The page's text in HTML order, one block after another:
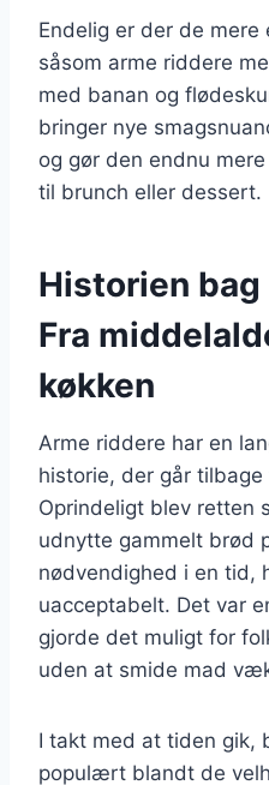
Endelig er der de mere
såsom arme riddere
med banan og
bringer nye
og gør den endnu
til brunch eller dessert.
Historien
Fra
køkken
Arme riddere har en
historie, der går
Oprindeligt blev retten
udnytte gammelt brød
nødvendighed i en tid,
uacceptabelt. Det var
gjorde det muligt for
uden at smide mad
I takt med at tiden gik,
populært blandt de